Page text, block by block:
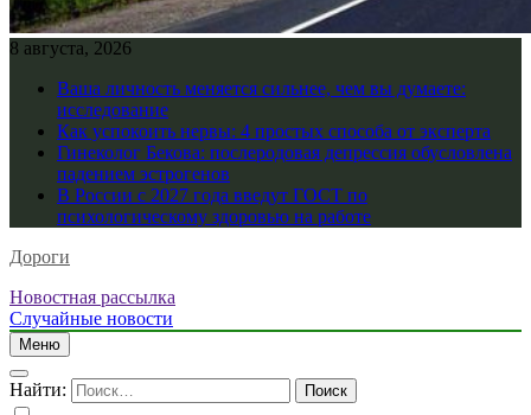
8 августа, 2026
Ваша личность меняется сильнее, чем вы думаете:
исследование
Как успокоить нервы: 4 простых способа от эксперта
Гинеколог Бекова: послеродовая депрессия обусловлена
падением эстрогенов
В России с 2027 года введут ГОСТ по
психологическому здоровью на работе
Дороги
Новостная рассылка
Случайные новости
Меню
Найти: